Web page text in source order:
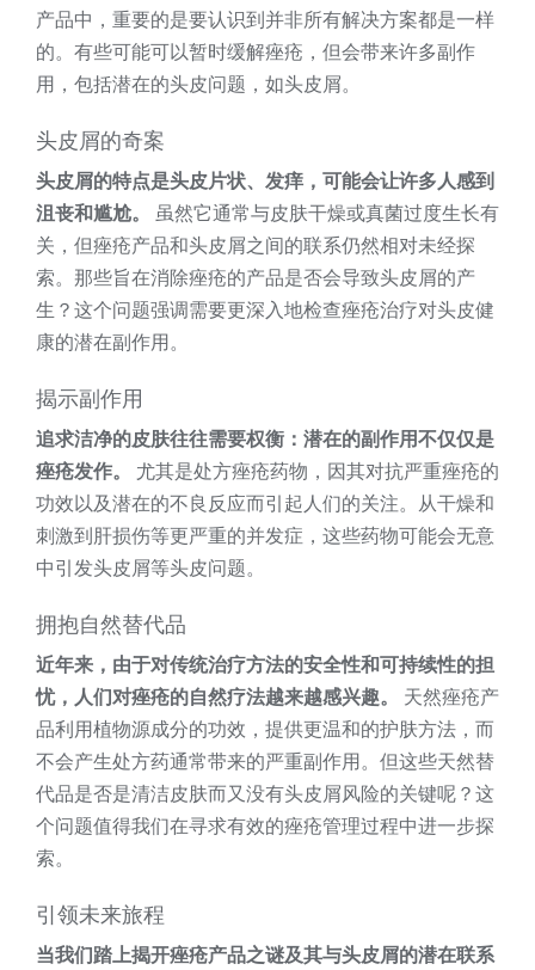
产品中，重要的是要认识到并非所有解决方案都是一样
的。有些可能可以暂时缓解痤疮，但会带来许多副作
用，包括潜在的头皮问题，如头皮屑。
头皮屑的奇案
头皮屑的特点是头皮片状、发痒，可能会让许多人感到
沮丧和尴尬。
虽然它通常与皮肤干燥或真菌过度生长有
关，但痤疮产品和头皮屑之间的联系仍然相对未经探
索。那些旨在消除痤疮的产品是否会导致头皮屑的产
生？这个问题强调需要更深入地检查痤疮治疗对头皮健
康的潜在副作用。
揭示副作用
追求洁净的皮肤往往需要权衡：潜在的副作用不仅仅是
痤疮发作。
尤其是处方痤疮药物，因其对抗严重痤疮的
功效以及潜在的不良反应而引起人们的关注。从干燥和
刺激到肝损伤等更严重的并发症，这些药物可能会无意
中引发头皮屑等头皮问题。
拥抱自然替代品
近年来，由于对传统治疗方法的安全性和可持续性的担
忧，人们对痤疮的自然疗法越来越感兴趣。
天然痤疮产
品利用植物源成分的功效，提供更温和的护肤方法，而
不会产生处方药通常带来的严重副作用。但这些天然替
代品是否是清洁皮肤而又没有头皮屑风险的关键呢？这
个问题值得我们在寻求有效的痤疮管理过程中进一步探
索。
引领未来旅程
当我们踏上揭开痤疮产品之谜及其与头皮屑的潜在联系